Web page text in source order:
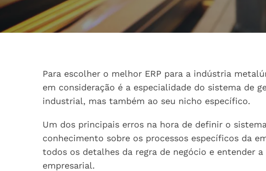
Para escolher o melhor ERP para a indústria
em consideração é a especialidade do sistema de
industrial, mas também ao seu nicho específico.
Um dos principais erros na hora de definir o
conhecimento sobre os processos específicos da
todos os detalhes da regra de negócio e entender
empresarial.